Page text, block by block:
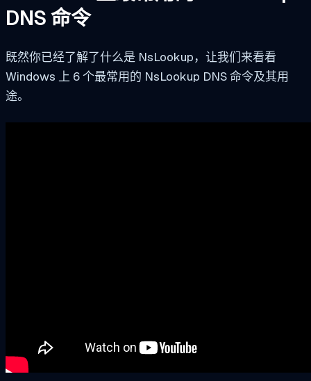
DNS 命令
既然你已经了解了什么是 NsLookup，让我们来看看
Windows 上 6 个最常用的 NsLookup DNS 命令及其用
途。